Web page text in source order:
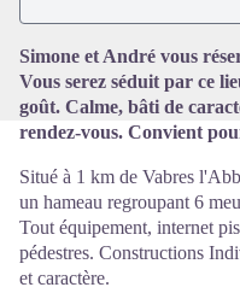
Simone et André vous
Vous serez séduit par ce
goût. Calme, bâti de
rendez-vous. Convient
Situé à 1 km de Vabres
un hameau regroupant 6
Tout équipement, internet
pédestres. Constructions
et caractère.